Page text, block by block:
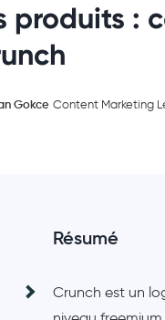
produits :
Gokce Content Marketing
Résumé
Crunch est un